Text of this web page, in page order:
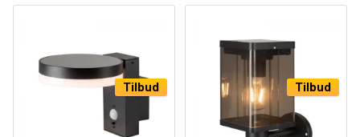
Tilbud Tilbud